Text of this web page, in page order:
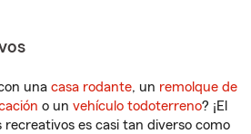
una casa rodante, un remolque de
o un vehículo todoterreno? ¡El
recreativos es casi tan diverso como